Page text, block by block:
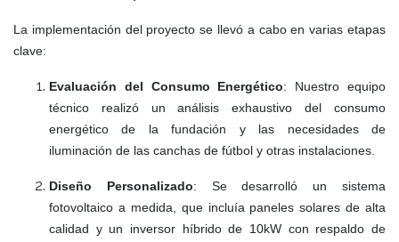
La implementación del proyecto se llevó a cabo en varias etapas
clave:
Evaluación del Consumo Energético: Nuestro equipo
técnico realizó un análisis exhaustivo del consumo
energético de la fundación y las necesidades de
iluminación de las canchas de fútbol y otras instalaciones.
Diseño Personalizado: Se desarrolló un sistema
fotovoltaico a medida, que incluía paneles solares de alta
calidad y un inversor híbrido de 10kW con respaldo de